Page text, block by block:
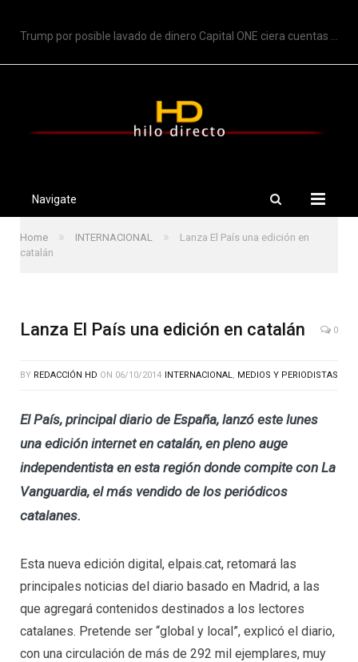
Trump por posible lavado de dinero Capital ONE ciera cuentas de Trump
Navigate
Home » INTERNACIONAL »
Lanza El País una edición en
catalán
Lanza El País una edición en catalán 0
BY REDACCIÓN HD ON 06/10/2014 INTERNACIONAL, MEDIOS Y PERIODISTAS
El País, principal diario de España, lanzó este lunes
una edición internet en catalán, en pleno auge
independentista en esta región donde compite con La
Vanguardia, el más vendido de los periódicos
catalanes.
Esta nueva edición digital, elpais.cat, retomará las
principales noticias del diario basado en Madrid, a las
que agregará contenidos destinados a los lectores
catalanes. Pretende ser “global y local”, explicó el diario,
con una circulación de más de 292 mil ejemplares, muy